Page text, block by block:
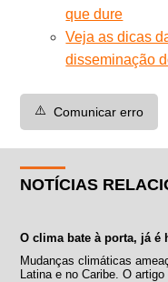
que dure
Veja as dicas
disseminação
⚠️ Comunicar erro
NOTÍCIAS
O clima bate à porta, já é
Mudanças climáticas
Latina e no Caribe. O